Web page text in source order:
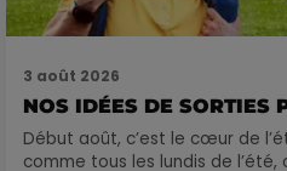
3 août 2026
NOS IDÉES DE SORTIES
Début août, c’est le cœur de
comme tous les lundis de l’été,